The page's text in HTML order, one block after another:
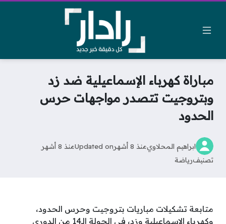
مباراة كهرباء الإسماعيلية ضد زد
وبتروجيت تتصدر مواجهات حرس
الحدود
ابراهيم المحلاويمنذ 8 أشهر Updated onمنذ 8 أشهر
تصنيفرياضة
متابعة تشكيلات مباريات بتروجيت وحرس الحدود،
وكهرباء الإسماعيلية وزد، في الجولة الـ14 من الدوري